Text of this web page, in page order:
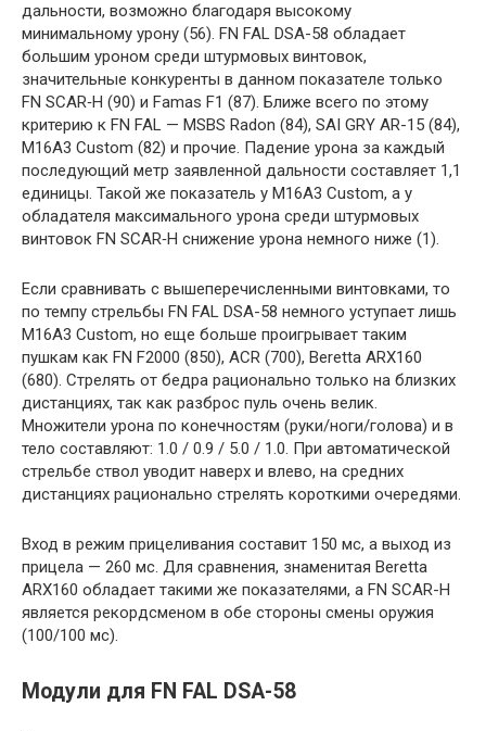
дальности, возможно благодаря высокому
минимальному урону (56). FN FAL DSA-58 обладает
большим уроном среди штурмовых винтовок,
значительные конкуренты в данном показателе только
FN SCAR‐H (90) и Famas F1 (87). Ближе всего по этому
критерию к FN FAL — MSBS Radon (84), SAI GRY AR-15 (84),
M16A3 Custom (82) и прочие. Падение урона за каждый
последующий метр заявленной дальности составляет 1,1
единицы. Такой же показатель у M16A3 Custom, а у
обладателя максимального урона среди штурмовых
винтовок FN SCAR‐H снижение урона немного ниже (1).
Если сравнивать с вышеперечисленными винтовками, то
по темпу стрельбы FN FAL DSA-58 немного уступает лишь
M16A3 Custom, но еще больше проигрывает таким
пушкам как FN F2000 (850), ACR (700), Beretta ARX160
(680). Стрелять от бедра рационально только на близких
дистанциях, так как разброс пуль очень велик.
Множители урона по конечностям (руки/ноги/голова) и в
тело составляют: 1.0 / 0.9 / 5.0 / 1.0. При автоматической
стрельбе ствол уводит наверх и влево, на средних
дистанциях рационально стрелять короткими очередями.
Вход в режим прицеливания составит 150 мс, а выход из
прицела — 260 мс. Для сравнения, знаменитая Beretta
ARX160 обладает такими же показателями, а FN SCAR-H
является рекордсменом в обе стороны смены оружия
(100/100 мс).
Модули для FN FAL DSA-58